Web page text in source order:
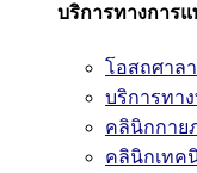
บริการทางการ
โอสถศาลา
บริการทา
คลินิกกาย
คลินิกเทค